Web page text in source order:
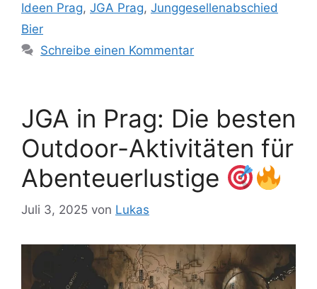
Ideen Prag, JGA Prag, Junggesellenabschied
Bier
Schreibe einen Kommentar
JGA in Prag: Die besten
Outdoor-Aktivitäten für
Abenteuerlustige
Juli 3, 2025 von Lukas